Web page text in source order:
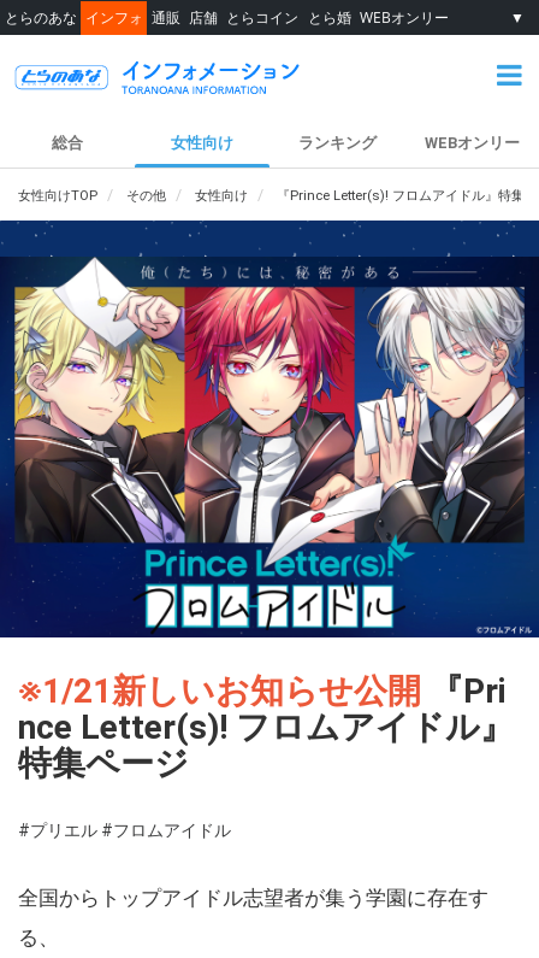
とらのあな インフォ 通販 店舗 とらコイン とら婚 WEBオンリー ▼
総合 女性向け ランキング WEBオンリー
女性向けTOP その他 女性向け 『Prince Letter(s)! フロムアイドル』特集
※1/21新しいお知らせ公開
『Pri
nce Letter(s)! フロムアイドル』
特集ページ
#プリエル #フロムアイドル
全国からトップアイドル志望者が集う学園に存在す
る、